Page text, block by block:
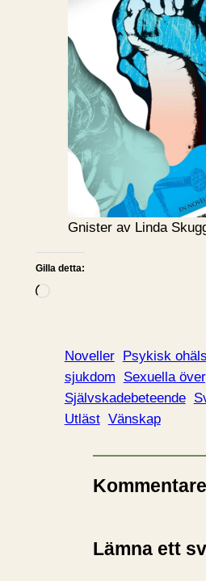
Gnister av Linda
Gilla detta:
L
Noveller Psykisk
sjukdom
Sexuella
Självskadebeteende
Utläst Vänskap
Lämna ett